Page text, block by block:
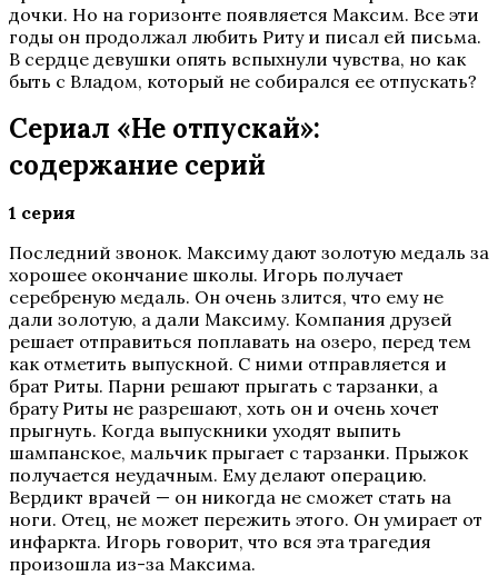
дочки. Но на горизонте появляется Максим. Все эти
годы он продолжал любить Риту и писал ей письма.
В сердце девушки опять вспыхнули чувства, но как
быть с Владом, который не собирался ее отпускать?
Сериал «Не отпускай»:
содержание серий
1 серия
Последний звонок. Максиму дают золотую медаль за
хорошее окончание школы. Игорь получает
серебреную медаль. Он очень злится, что ему не
дали золотую, а дали Максиму. Компания друзей
решает отправиться поплавать на озеро, перед тем
как отметить выпускной. С ними отправляется и
брат Риты. Парни решают прыгать с тарзанки, а
брату Риты не разрешают, хоть он и очень хочет
прыгнуть. Когда выпускники уходят выпить
шампанское, мальчик прыгает с тарзанки. Прыжок
получается неудачным. Ему делают операцию.
Вердикт врачей — он никогда не сможет стать на
ноги. Отец, не может пережить этого. Он умирает от
инфаркта. Игорь говорит, что вся эта трагедия
произошла из-за Максима.